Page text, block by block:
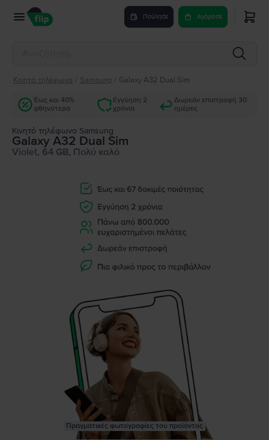
Πούλησε Αγόρασε
Κινητά τηλέφωνα Samsung Galaxy A32 Dual Sim
Έως και 40%
φθηνότερα
Εγγύηση 2
χρόνια
Δωρεάν επιστροφή 30
ημέρες
Κινητό τηλέφωνο Samsung
Galaxy A32 Dual Sim
Violet, 64 GB, Πολύ καλό
Πραγματικές φωτογραφίες του προϊόντος